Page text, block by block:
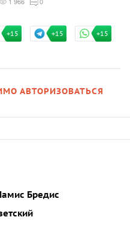
+15 +15 +15
АВТОРИЗОВАТЬСЯ
Бредис